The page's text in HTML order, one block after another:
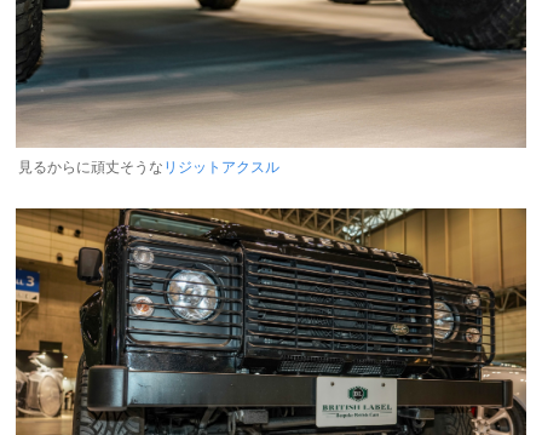
見るからに頑丈そうな リジットアクスル